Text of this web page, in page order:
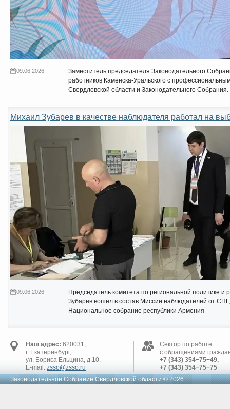
09.06.2026
Заместитель председателя Законодательного
работников Каменска-Уральского с
Свердловской области и Законодательного Собрания.
Михаил Зубарев в качестве наблюдателя работал на
09.06.2026
Председатель комитета по региональной политике
Зубарев вошёл в состав Миссии наблюдателей от
Национальное собрание республики Армения
Наш адрес: 620031,
г. Екатеринбург,
ул. Бориса Ельцина, д.10,
E-mail: zsso@zsso.ru
Сектор по работе
с обращениями
+7 (343) 354−75−49,
+7 (343) 354−75−75
Законодательное Cобрание Свердловской области © 2026